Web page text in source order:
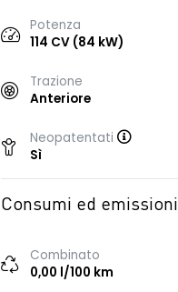
Potenza
114 CV (84 kW)
Trazione
Anteriore
Neopatentati
Sì
Consumi ed emissioni
Combinato
0,00 l/100 km